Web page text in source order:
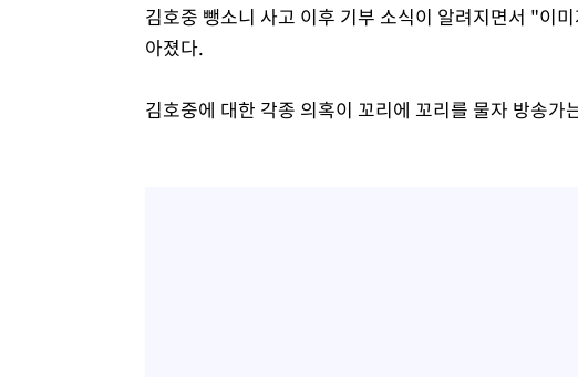
김호중 뺑소니 사고 이후 기부 소식이 알려지면서 "이
아졌다.
김호중에 대한 각종 의혹이 꼬리에 꼬리를 물자 방송